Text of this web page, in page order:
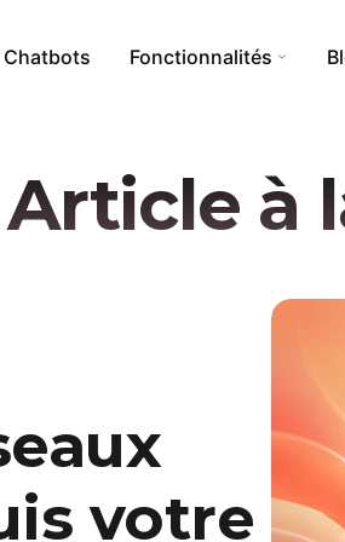
Calculs Tokens
Chatbots Fonctionnalités
Addon
Article à
votre